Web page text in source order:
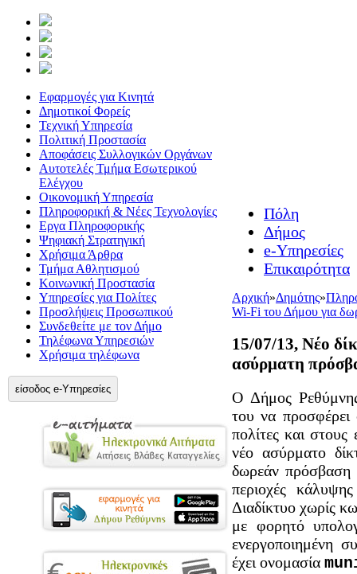
Εφαρμογές για Κινητά
Δημοτικοί Φορείς
Τεχνική Υπηρεσία
Πολιτική Προστασία
Αποφάσεις Συλλογικών Οργάνων
Αυτοτελές Τμήμα Εσωτερικού
Ελέγχου
Οικονομική Υπηρεσία
Πληροφορική & Νέες Τεχνολογίες
Εργα Πληροφορικής
Ψηφιακή Στρατηγική
Χρήσιμα Άρθρα
Τμήμα Αθλητισμού
Κοινωνική Προστασία
Υπηρεσίες για Πολίτες
Προσλήψεις Προσωπικού
Συνδεθείτε με τον Δήμο
Τηλέφωνα Υπηρεσιών
Χρήσιμα τηλέφωνα
είσοδος e-Υπηρεσίες
Πόλη
Δήμος
e-Υπηρεσίες
Επικαιρότητα
Αρχική»Δημότης»
Wi-Fi του Δήμου για
15/07/13, Νέο
ασύρματη
Ο Δήμος
του να προσφέρει
πολίτες και στους
νέο ασύρματο
δωρεάν πρόσβαση
περιοχές
Διαδίκτυο χωρίς
με φορητό
ενεργοποιημένη
έχει ονομασία